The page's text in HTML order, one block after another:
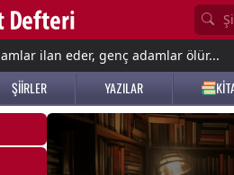
ilan eder, genç adamlar ölür...
ŞİİRLER YAZILAR